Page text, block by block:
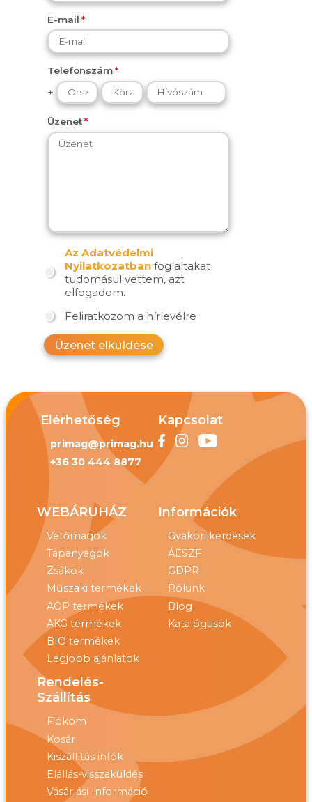
E-mail
Telefonszám
+
Üzenet
Az Adatvédelmi
Nyilatkozatban foglaltakat
tudomásul vettem, azt
elfogadom.
Feliratkozom a hírlevélre
Üzenet elküldése
Elérhetőség
primag@primag.hu
+36 30 444 8877
Kapcsolat
WEBÁRUHÁZ
Vetőmagok
Tápanyagok
Zsákok
Műszaki termékek
AÖP termékek
AKG termékek
BIO termékek
Legjobb ajánlatok
Információk
Gyakori kérdések
ÁÉSZF
GDPR
Rólunk
Blog
Katalógusok
Rendelés-
Szállítás
Fiókom
Kosár
Kiszállítás infók
Elállás-visszaküldés
Vásárlási Információ